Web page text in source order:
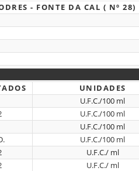
- FONTE DA CAL ( Nº 28)
UNIDADES
U.F.C./100 ml
U.F.C./100 ml
U.F.C./100 ml
U.F.C./100 ml
U.F.C./ ml
U.F.C./ ml